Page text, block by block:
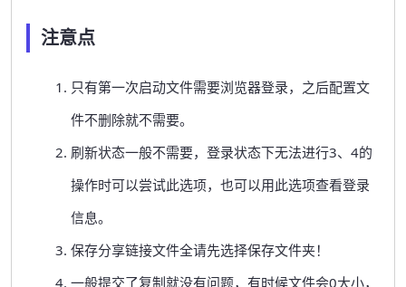
注意点
只有第一次启动文件需要浏览器登录，之后配置文
件不删除就不需要。
刷新状态一般不需要，登录状态下无法进行3、4的
操作时可以尝试此选项，也可以用此选项查看登录
信息。
保存分享链接文件全请先选择保存文件夹！
一般提交了复制就没有问题，有时候文件会0大小，